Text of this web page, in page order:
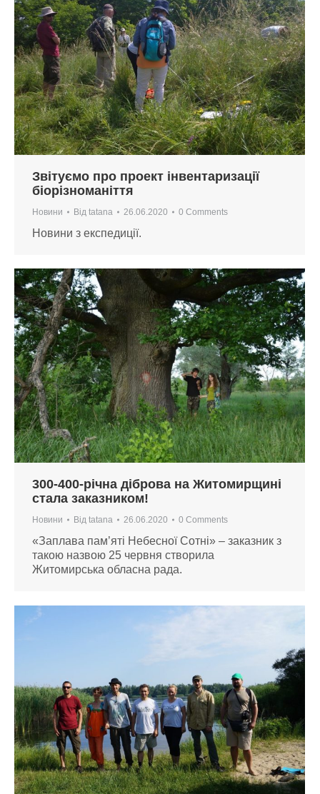
Звітуємо про проект інвентаризації
біорізноманіття
Новини Від tatana 26.06.2020 0 Comments
Новини з експедиції.
300-400-річна діброва на Житомирщині
стала заказником!
Новини Від tatana 26.06.2020 0 Comments
«Заплава пам’яті Небесної Сотні» – заказник з
такою назвою 25 червня створила
Житомирська обласна рада.